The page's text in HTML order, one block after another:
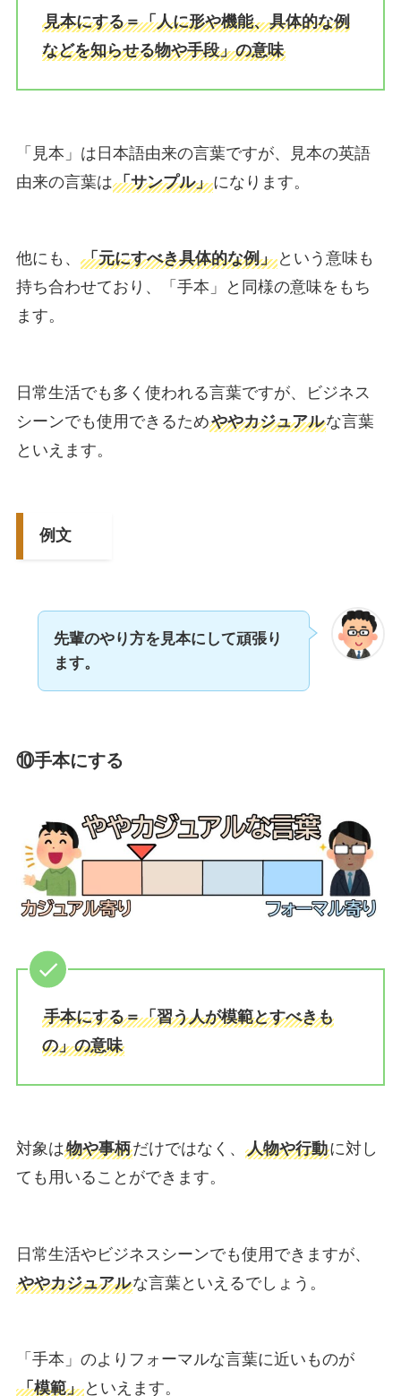
見本にする＝「人に形や機能、具体的な例
などを知らせる物や手段」の意味
「見本」は日本語由来の言葉ですが、見本の英語
由来の言葉は「サンプル」になります。
他にも、 「元にすべき具体的な例」という意味も
持ち合わせており、「手本」と同様の意味をもち
ます。
日常生活でも多く使われる言葉ですが、ビジネス
シーンでも使用できるためややカジュアルな言葉
といえます。
例文
先輩のやり方を見本にして頑張り
ます。
⑩手本にする
手本にする＝「習う人が模範とすべきも
の」の意味
対象は物や事柄だけではなく、 人物や行動に対し
ても用いることができます。
日常生活やビジネスシーンでも使用できますが、
ややカジュアルな言葉といえるでしょう。
「手本」のよりフォーマルな言葉に近いものが
「模範」といえます。